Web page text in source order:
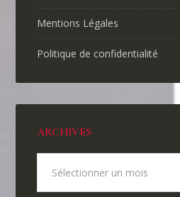
Mentions Légales
Politique de confidentialité
ARCHIVES